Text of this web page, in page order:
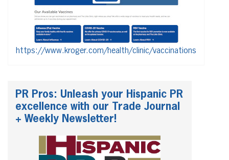
https://www.kroger.com/health/clinic/vaccinations
PR Pros: Unleash your Hispanic PR
excellence with our Trade Journal
+ Weekly Newsletter!